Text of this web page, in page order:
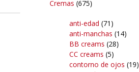
Cremas (675)
anti-edad (71)
anti-manchas (14)
BB creams (28)
CC creams (5)
contorno de ojos (19)